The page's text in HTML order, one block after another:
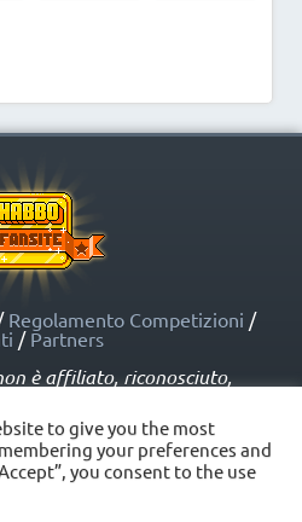
Regolamento Competizioni /
/ Partners
è affiliato, riconosciuto,
può servirsi di
intellettuali di Habbo
Politiche sui Fansite.
(2012 - 2026) - V. 5.0
to give you the most
your preferences and
you consent to the use